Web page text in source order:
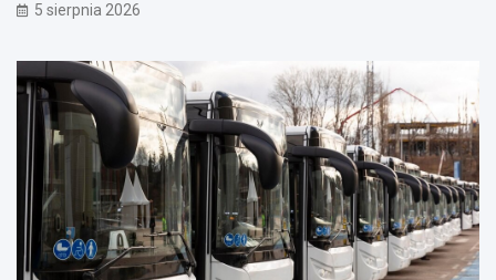
5 sierpnia 2026